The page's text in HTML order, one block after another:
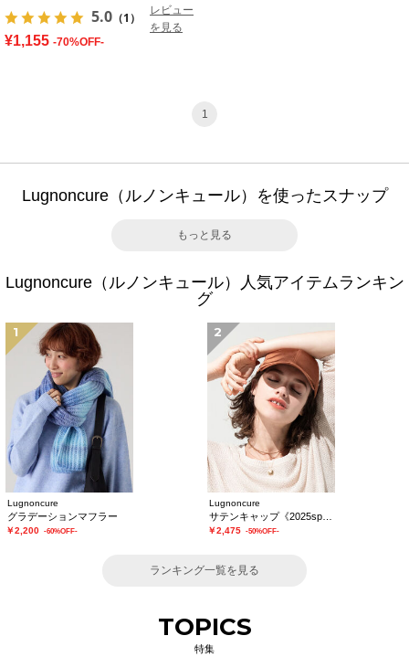
5.0 （1）
レビュー
を見る
¥1,155 -70%OFF-
1
Lugnoncure（ルノンキュール）を使ったスナップ
もっと見る
Lugnoncure（ルノンキュール）人気アイテムランキン
グ
1
Lugnoncure
グラデーションマフラー
￥2,200 -60%OFF-
2
Lugnoncure
￥2,475 -50%OFF-
ランキング一覧を見る
TOPICS
特集